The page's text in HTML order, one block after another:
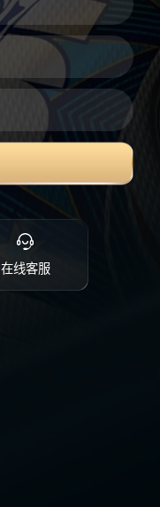
在线客服